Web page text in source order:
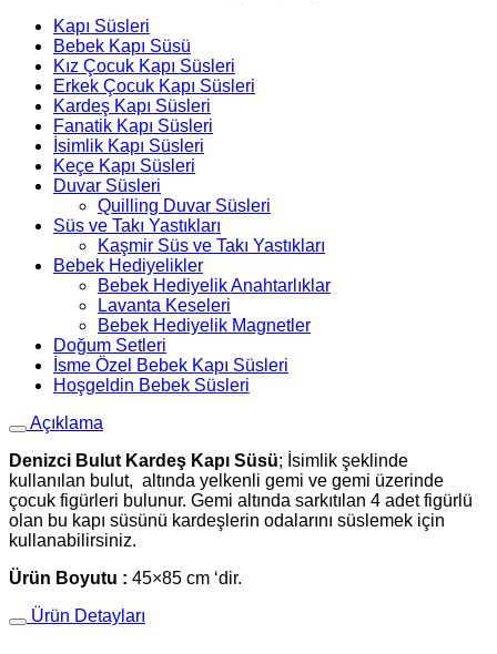
Kapı Süsleri
Bebek Kapı Süsü
Kız Çocuk Kapı Süsleri
Erkek Çocuk Kapı Süsleri
Kardeş Kapı Süsleri
Fanatik Kapı Süsleri
İsimlik Kapı Süsleri
Keçe Kapı Süsleri
Duvar Süsleri
Quilling Duvar Süsleri
Süs ve Takı Yastıkları
Kaşmir Süs ve Takı Yastıkları
Bebek Hediyelikler
Bebek Hediyelik Anahtarlıklar
Lavanta Keseleri
Bebek Hediyelik Magnetler
Doğum Setleri
İsme Özel Bebek Kapı Süsleri
Hoşgeldin Bebek Süsleri
Açıklama
Denizci Bulut Kardeş Kapı Süsü; İsimlik şeklinde
kullanılan bulut, altında yelkenli gemi ve gemi üzerinde
çocuk figürleri bulunur. Gemi altında sarkıtılan 4 adet figürlü
olan bu kapı süsünü kardeşlerin odalarını süslemek için
kullanabilirsiniz.
Ürün Boyutu : 45×85 cm ‘dir.
Ürün Detayları